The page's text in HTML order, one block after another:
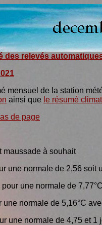
des relevés
mensuel de la station
ainsi que le résumé
de page
maussade à souhait
une normale de 2,56 soit
pour une normale de
une normale de 5,16°C
une normale de 4,75 et